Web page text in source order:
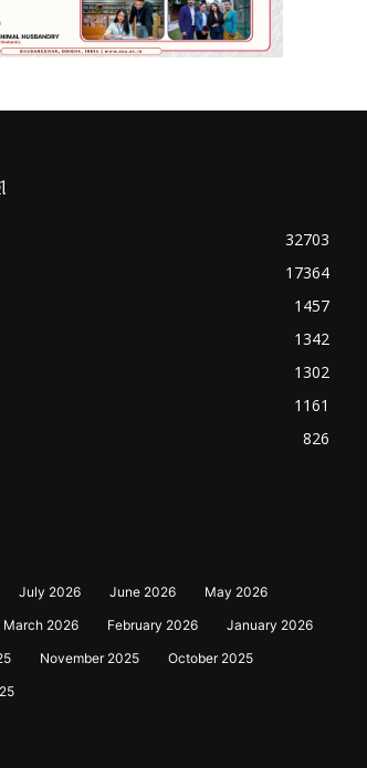
32703
17364
1457
1342
1302
1161
826
July 2026 June 2026
May 2026
March 2026 February 2026
January 2026
November 2025
October 2025